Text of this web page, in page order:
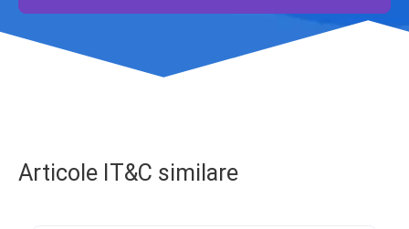
Articole IT&C similare